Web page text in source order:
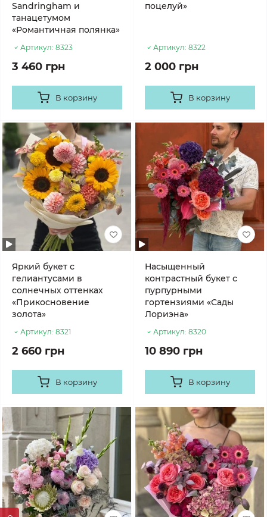
Sandringham и
танацетумом
«Романтичная полянка»
Артикул: 8323
3 460 грн
В корзину
поцелуй»
Артикул: 8322
2 000 грн
В корзину
Яркий букет с
гелиантусами в
солнечных оттенках
«Прикосновение
золота»
Артикул: 8321
2 660 грн
В корзину
Насыщенный
контрастный букет с
пурпурными
гортензиями «Сады
Лориэна»
Артикул: 8320
10 890 грн
В корзину